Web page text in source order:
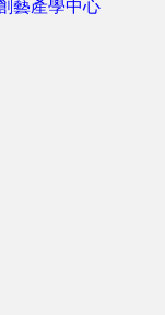
藝產學中心